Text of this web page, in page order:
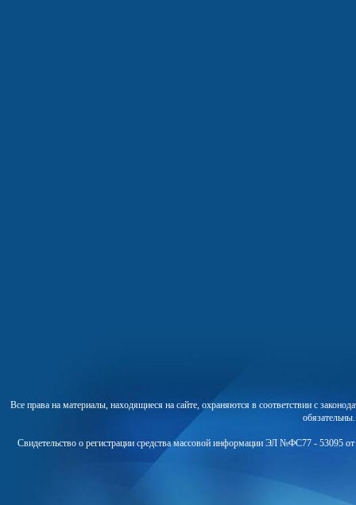
Все права на материалы, находящиеся на сайте, охраняются в соответствии с
Свидетельство о регистрации средства массовой информации ЭЛ №ФС77 - 53095